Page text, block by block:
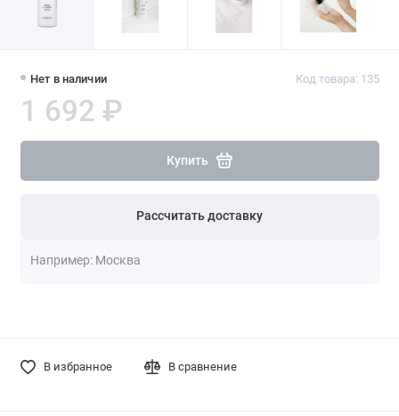
Нет в наличии Код товара: 135
1 692 ₽
Купить
Рассчитать доставку
В избранное В сравнение